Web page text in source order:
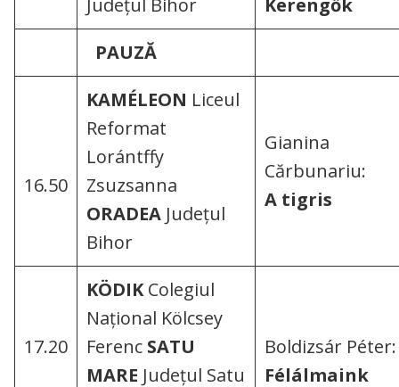
Județul Bihor
Kerengők
PAUZĂ
16.50
KAMÉLEON Liceul
Reformat
Lorántffy
Zsuzsanna
ORADEA Județul
Bihor
Gianina
Cărbunariu:
A tigris
17.20
KÖDIKColegiul
Național Kölcsey
Ferenc SATU
MARE Județul Satu
Boldizsár Péter:
Félálmaink